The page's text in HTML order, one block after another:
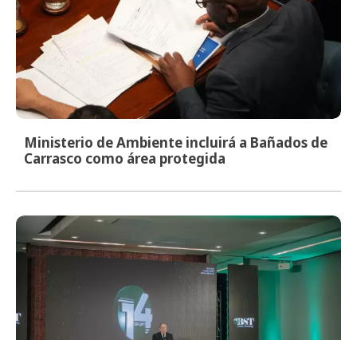
Ministerio de Ambiente incluirá a Bañados de
Carrasco como área protegida